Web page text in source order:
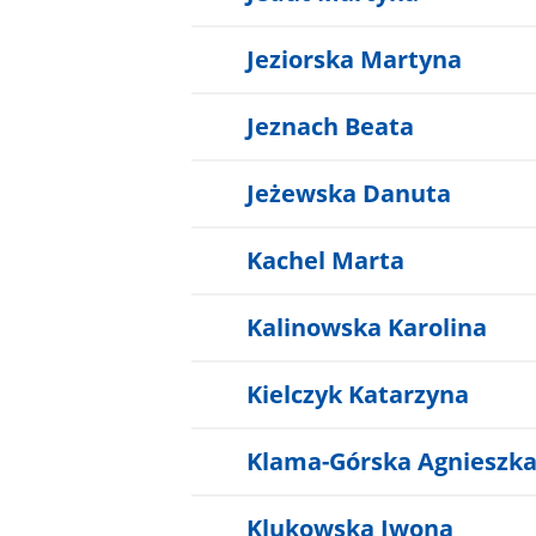
Jeziorska Martyna
Jeznach Beata
Jeżewska Danuta
Kachel Marta
Kalinowska Karolina
Kielczyk Katarzyna
Klama-Górska Agnieszka
Klukowska Iwona